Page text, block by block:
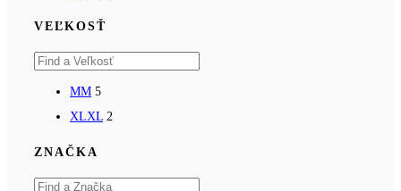
VEĽKOSŤ
MM 5
XLXL 2
ZNAČKA